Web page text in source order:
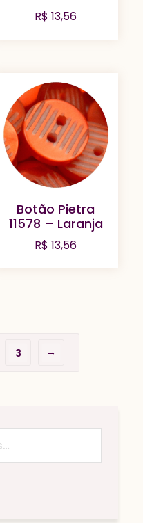
R$ 13,56
Botão Pietra
11578 – Laranja
R$ 13,56
3 →